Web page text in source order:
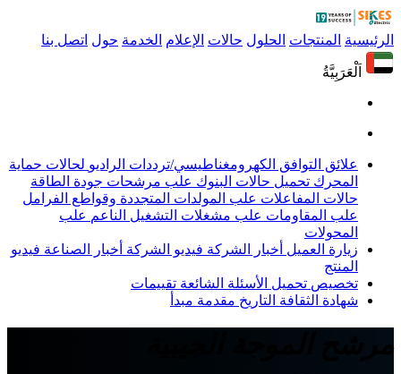
الرئيسية المنتجات الحلول حالات الإعلام الخدمة حول اتصل بنا
اَلْعَرَبِيَّةُ
علائق التوافق الكهرومغناطيسي/ترددات الراديو لحالات حماية
المحرك تحميل حالات البنوك علب مرشحات جودة الطاقة
حالات المفاعلات علب المولدات المتجددة وقواطع الفرامل
علب المقاومات علب مشغلات التشغيل الناعم علب
المحولات
زيارة العميل أخبار الشركة فيديو الشركة أخبار الصناعة فيديو
المنتج
تخصيص تحميل الأسئلة الشائعة تقييمات
شهادة الثقافة التاريخ مقدمة مبدأ